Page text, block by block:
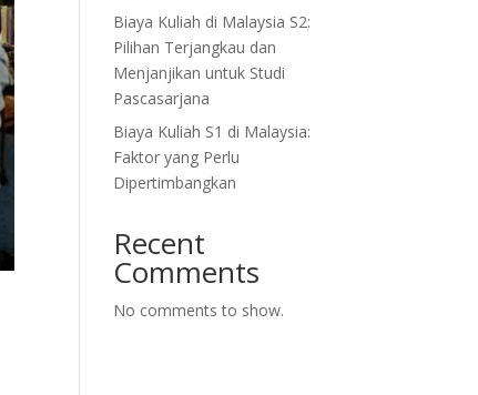
Biaya Kuliah di Malaysia S2:
Pilihan Terjangkau dan
Menjanjikan untuk Studi
Pascasarjana
Biaya Kuliah S1 di Malaysia:
Faktor yang Perlu
Dipertimbangkan
Recent
Comments
No comments to show.